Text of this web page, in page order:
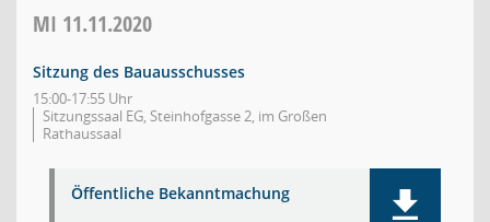
MI 11.11.2020
Sitzung des Bauausschusses
15:00-17:55 Uhr
Sitzungssaal EG, Steinhofgasse 2, im Großen
Rathaussaal
Öffentliche Bekanntmachung